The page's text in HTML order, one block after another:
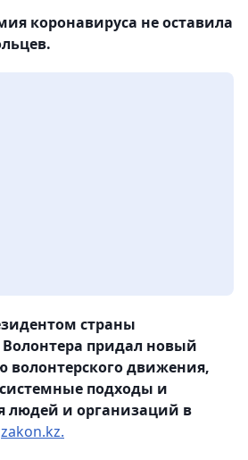
коронавируса не оставила
страны
придал новый
волонтерского движения,
подходы и
людей и организаций в
zakon.kz.